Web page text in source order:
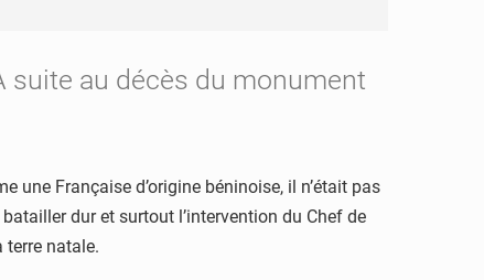
suite au décès du monument
une Française d’origine béninoise, il n’était pas
dur et surtout l’intervention du Chef de
terre natale.